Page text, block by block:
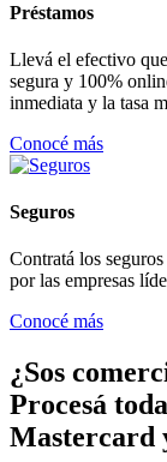
Préstamos
Llevá el efectivo
segura y 100%
inmediata y la tasa
Conocé más
Seguros
Contratá los
por las empresas
Conocé más
¿Sos
Procesá
Mastercard